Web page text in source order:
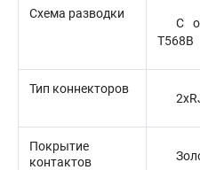
Схема разводки
С
T568B
Тип коннекторов
Покрытие
контактов